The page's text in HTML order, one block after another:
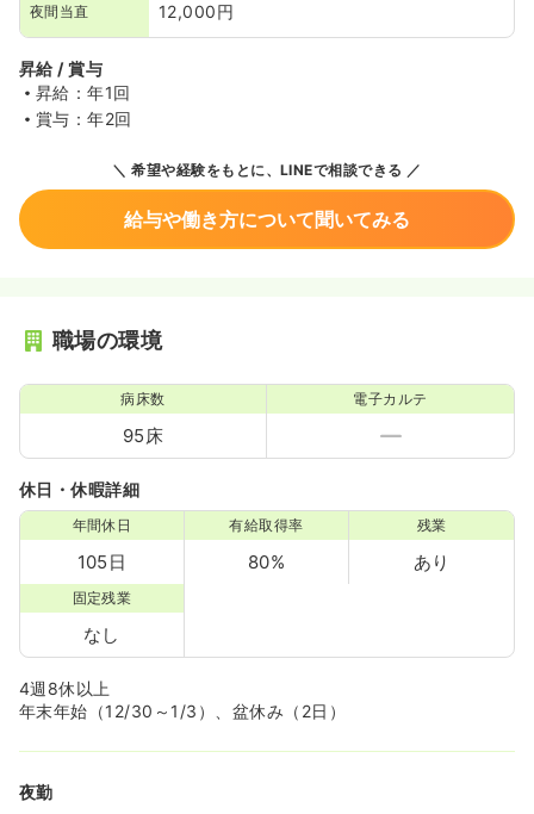
夜間当直 12,000円
昇給 / 賞与
昇給：年1回
賞与：年2回
希望や経験をもとに、LINEで相談できる
給与や働き方について聞いてみる
職場の環境
病床数
95床
電子カルテ
休日・休暇詳細
年間休日
105日
有給取得率
80%
残業
あり
固定残業
なし
4週8休以上
年末年始（12/30～1/3）、盆休み（2日）
夜勤